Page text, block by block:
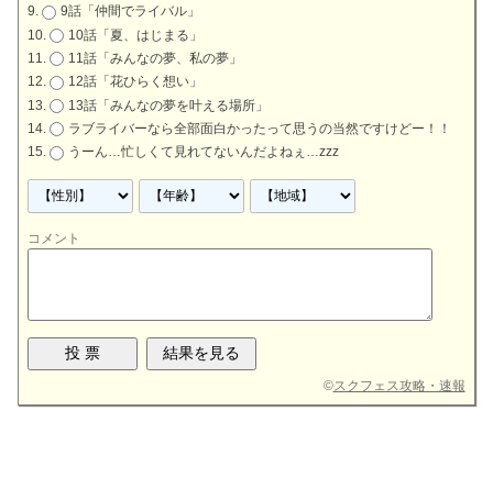
9話「仲間でライバル」
10話「夏、はじまる」
11話「みんなの夢、私の夢」
12話「花ひらく想い」
13話「みんなの夢を叶える場所」
ラブライバーなら全部面白かったって思うの当然ですけどー！！
うーん…忙しくて見れてないんだよねぇ…zzz
コメント
©スクフェス攻略・速報